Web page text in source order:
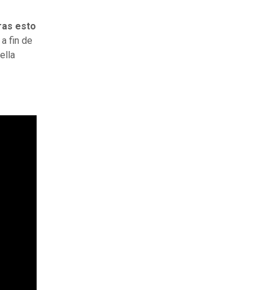
esto
a fin de